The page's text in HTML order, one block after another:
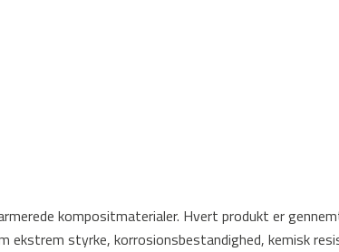
kompositmaterialer. Hvert produkt er
ekstrem styrke, korrosionsbestandighed, kemisk